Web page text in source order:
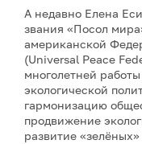
А недавно Елена
звания «Посол
американской
(Universal Peace
многолетней
экологической
гармонизацию
продвижение
развитие